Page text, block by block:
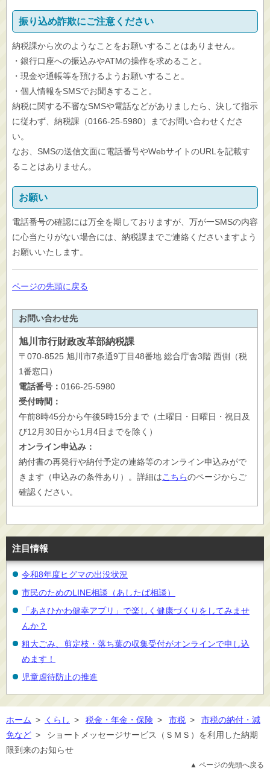
振り込め詐欺にご注意ください
納税課から次のようなことをお願いすることはありません。
・銀行口座への振込みやATMの操作を求めること。
・現金や通帳等を預けるようお願いすること。
・個人情報をSMSでお聞きすること。
納税に関する不審なSMSや電話などがありましたら、決して指示
に従わず、納税課（0166-25-5980）までお問い合わせくださ
い。
なお、SMSの送信文面に電話番号やWebサイトのURLを記載す
ることはありません。
お願い
電話番号の確認には万全を期しておりますが、万が一SMSの内容
に心当たりがない場合には、納税課までご連絡くださいますよう
お願いいたします。
ページの先頭に戻る
お問い合わせ先
旭川市行財政改革部納税課
〒070-8525 旭川市7条通9丁目48番地 総合庁舎3階 西側（税
1番窓口）
電話番号： 0166-25-5980
受付時間：
午前8時45分から午後5時15分まで（土曜日・日曜日・祝日及
び12月30日から1月4日までを除く）
オンライン申込み：
納付書の再発行や納付予定の連絡等のオンライン申込みがで
きます（申込みの条件あり）。詳細はこちらのページからご
確認ください。
注目情報
令和8年度ヒグマの出没状況
市民のためのLINE相談（あしたば相談）
「あさひかわ健幸アプリ」で楽しく健康づくりをしてみませ
んか？
粗大ごみ、剪定枝・落ち葉の収集受付がオンラインで申し込
めます！
児童虐待防止の推進
ホーム > くらし > 税金・年金・保険 > 市税 >
市税の納付・減
免など >
ショートメッセージサービス（ＳＭＳ）を利用した納期
限到来のお知らせ
▲ ページの先頭へ戻る